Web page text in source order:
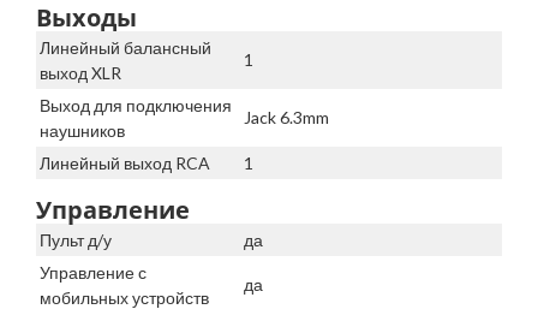
Выходы
Линейный балансный
выход XLR
1
Выход для подключения
наушников
Jack 6.3mm
Линейный выход RCA 1
Управление
Пульт д/у
да
Управление с
мобильных устройств
да